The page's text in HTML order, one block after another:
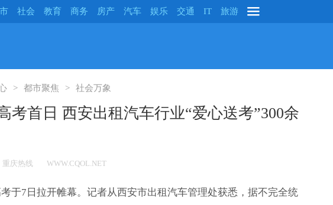
社会 教育 商务 房产 汽车 娱乐 交通 IT 旅游
都市聚焦 社会万象
考首日 西安出租汽车行业“爱心送考”300余
重庆热线 WWW.CQOL.NET
于7日拉开帷幕。记者从西安市出租汽车管理处获悉，据不完全统